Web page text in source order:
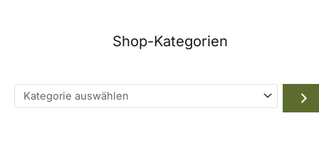
Shop-Kategorien
Kategorie
auswählen